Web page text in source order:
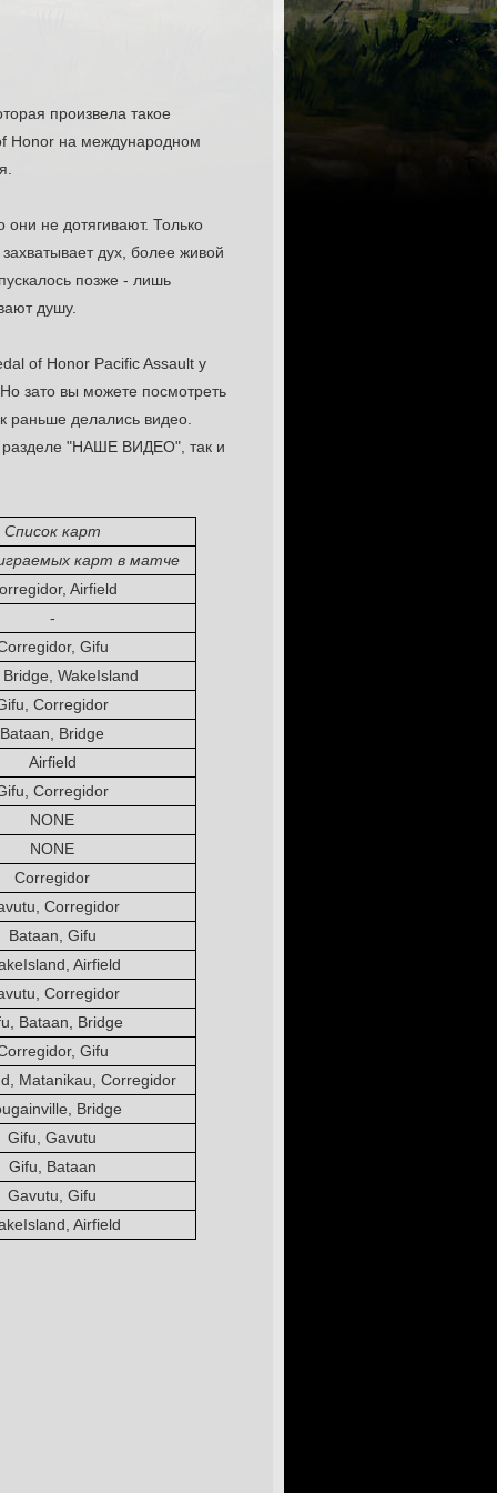
произвела такое
Honor на международном
не дотягивают. Только
дух, более живой
позже - лишь
душу.
of Honor Pacific Assault у
зато вы можете посмотреть
делались видео.
разделе "НАШЕ ВИДЕО", так и
Список карт
карт в матче
Airfield
-
Gifu
WakeIsland
Corregidor
Bataan, Bridge
Airfield
Corregidor
NONE
NONE
Corregidor
Corregidor
Bataan, Gifu
Airfield
Corregidor
Bataan, Bridge
Gifu
Matanikau, Corregidor
Bridge
Gifu, Gavutu
Gifu, Bataan
Gavutu, Gifu
Airfield